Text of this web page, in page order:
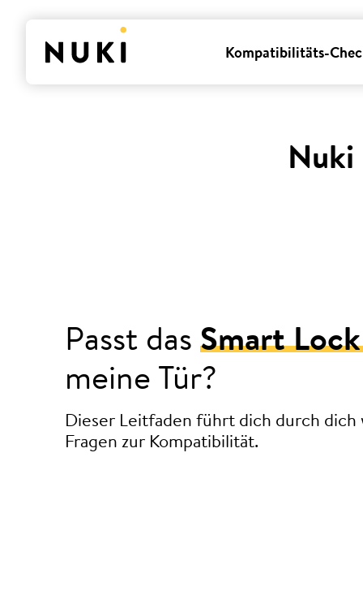
Kompatibilitäts-
Passt dasSmart
meine Tür?
Dieser Leitfaden führt dich durch
Fragen zur Kompatibilität.